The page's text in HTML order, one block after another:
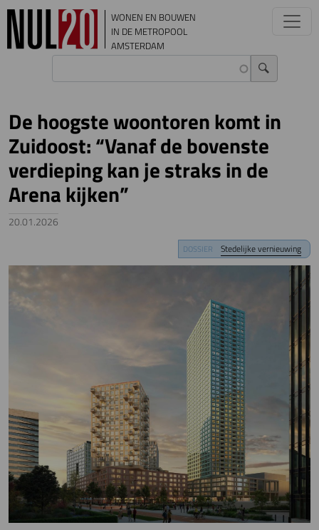
Overslaan en naar de inhoud gaan
WONEN EN BOUWEN
IN DE METROPOOL
AMSTERDAM
De hoogste woontoren komt in
Zuidoost: “Vanaf de bovenste
verdieping kan je straks in de
Arena kijken”
20.01.2026
DOSSIER Stedelijke vernieuwing